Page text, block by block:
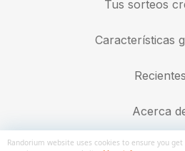
Tus sorteos
Características
Recientes
Acerca
Randorium website uses cookies to ensure you